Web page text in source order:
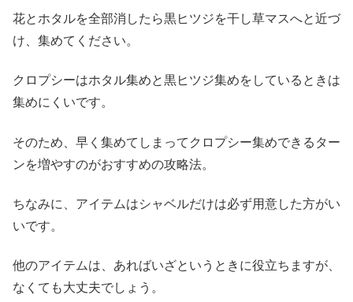
花とホタルを全部消したら黒ヒツジを干し草マスへと近づ
け、集めてください。
クロプシーはホタル集めと黒ヒツジ集めをしているときは
集めにくいです。
そのため、早く集めてしまってクロプシー集めできるター
ンを増やすのがおすすめの攻略法。
ちなみに、アイテムはシャベルだけは必ず用意した方がい
いです。
他のアイテムは、あればいざというときに役立ちますが、
なくても大丈夫でしょう。